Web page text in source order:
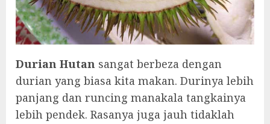
Durian Hutan sangat berbeza dengan
durian yang biasa kita makan. Durinya lebih
panjang dan runcing manakala tangkainya
lebih pendek. Rasanya juga jauh tidaklah